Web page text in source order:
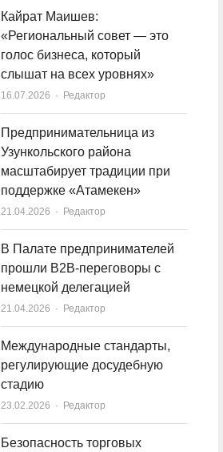
Кайрат Маишев:
«Региональный совет — это
голос бизнеса, который
слышат на всех уровнях»
16.07.2026 Author
Редактор
Предпринимательница из
Узункольского района
масштабирует традиции при
поддержке «Атамекен»
21.04.2026 Author
Редактор
В Палате предпринимателей
прошли B2B-переговоры с
немецкой делегацией
21.04.2026 Author
Редактор
Международные стандарты,
регулирующие досудебную
стадию
23.02.2026 Author
Редактор
Безопасность торговых